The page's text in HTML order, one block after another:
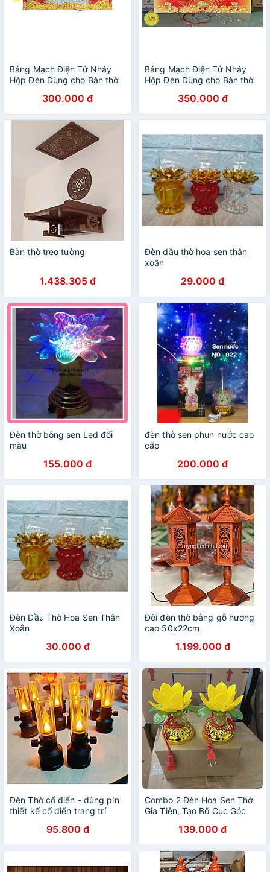
Bảng Mạch Điện Tử Nháy
Hộp Đèn Dùng cho Bàn thờ
300.000 đ
Bảng Mạch Điện Tử Nháy
Hộp Đèn Dùng cho Bàn thờ
350.000 đ
Bàn thờ treo tường
1.438.305 đ
Đèn dầu thờ hoa sen thân
xoắn
29.000 đ
Đèn thờ bông sen Led đổi
màu
155.000 đ
đèn thờ sen phun nước cao
cấp
200.000 đ
Đèn Dầu Thờ Hoa Sen Thân
Xoắn
30.000 đ
Đôi đèn thờ bằng gỗ hương
cao 50x22cm
1.199.000 đ
Đèn Thờ cổ điển - dùng pin
thiết kế cổ điển trang trí
ngẫu nhiên - đen
95.800 đ
Combo 2 Đèn Hoa Sen Thờ
Gia Tiên, Tạo Bố Cục Góc
139.000 đ